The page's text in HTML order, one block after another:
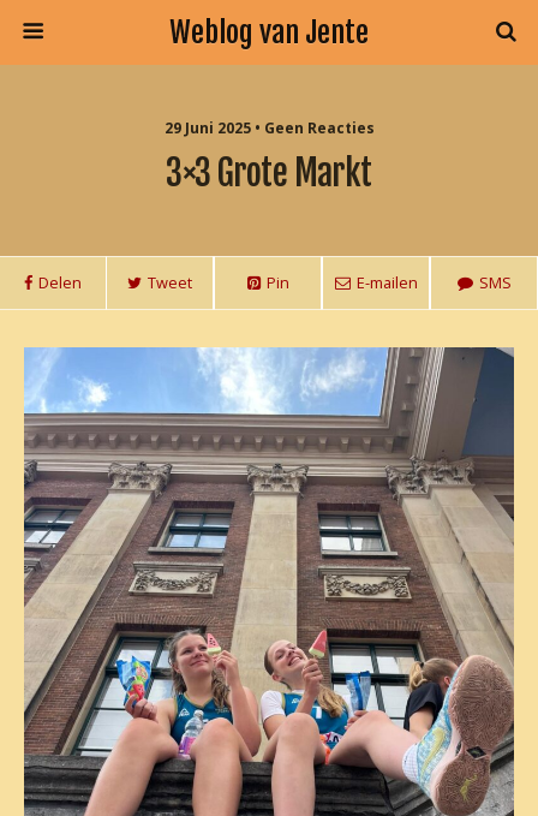
Weblog van Jente
29 Juni 2025 • Geen Reacties
3×3 Grote Markt
Delen Tweet Pin E-mailen SMS